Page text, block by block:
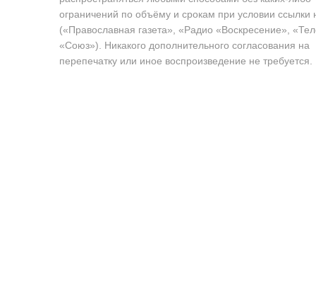
ограничений по объёму и срокам при условии ссылки
(«Православная газета», «Радио «Воскресение»,
«Союз»). Никакого дополнительного согласования на
перепечатку или иное воспроизведение не требуется.